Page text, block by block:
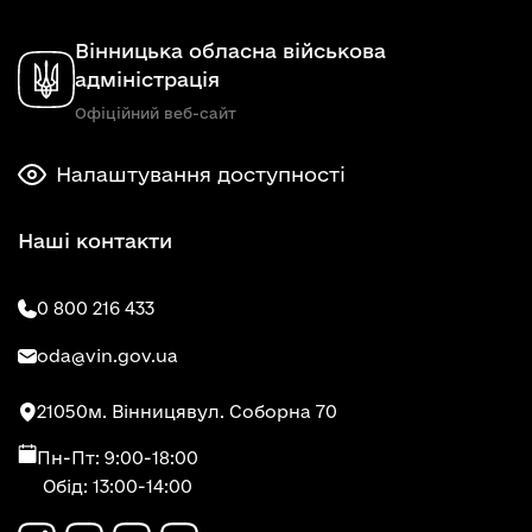
Вінницька обласна військова
адміністрація
Офіційний веб-сайт
Налаштування доступності
Наші контакти
0 800 216 433
oda@vin.gov.ua
21050м. Вінницявул. Соборна 70
Пн-Пт: 9:00-18:00
Обід: 13:00-14:00